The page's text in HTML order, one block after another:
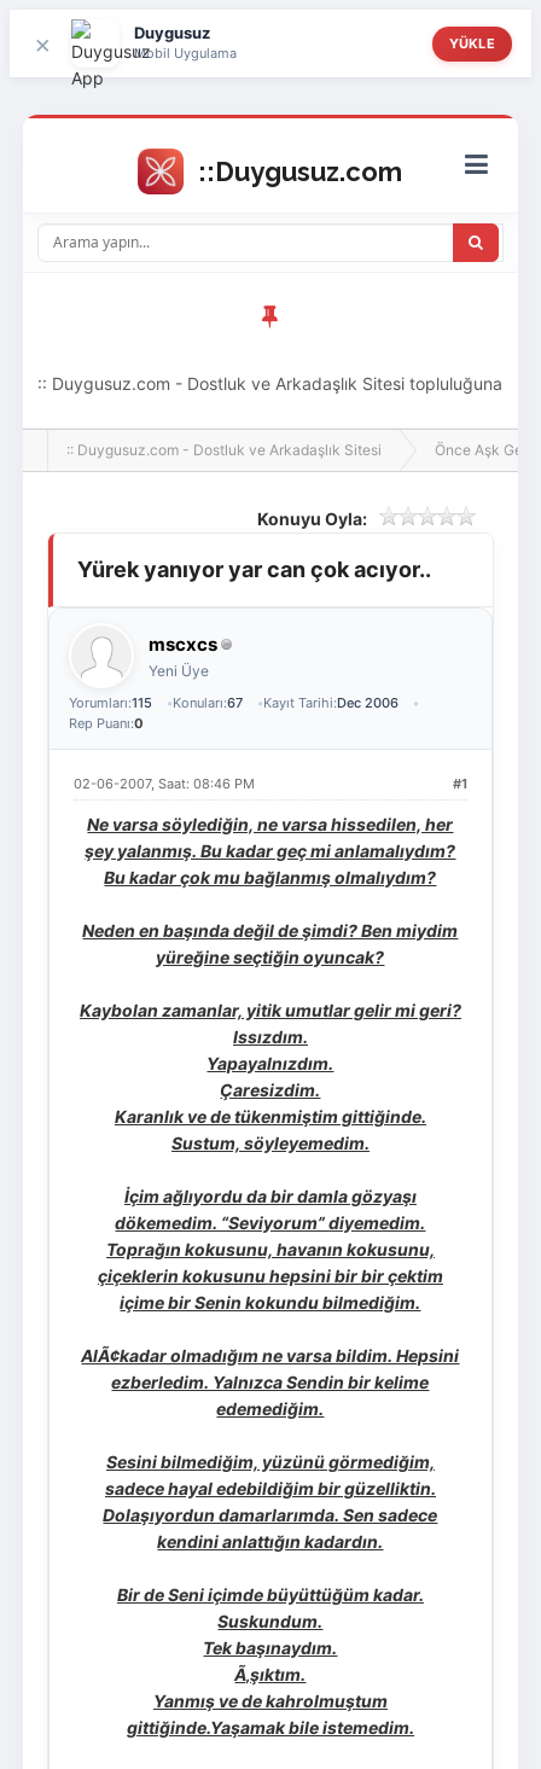
× Duygusuz
Mobil Uygulama
YÜKLE
Giriş Yap Üye Ol
:: Duygusuz.com - Dostluk ve Arkadaşlık Sitesi topluluğuna
hoş geldin ziyaretçi! Aramıza katılmak istersen kayıt
:: Duygusuz.com - Dostluk ve Arkadaşlık Sitesi Önce Aşk Gelir
Konuyu Oyla:
Yürek yanıyor yar can çok acıyor..
mscxcs
Yeni Üye
Yorumları:115 Konuları:67 Kayıt Tarihi:Dec 2006
Rep Puanı:0
#1
02-06-2007, Saat: 08:46 PM
Ne varsa söylediğin, ne varsa hissedilen, her
şey yalanmış. Bu kadar geç mi anlamalıydım?
Bu kadar çok mu bağlanmış olmalıydım?
Neden en başında değil de şimdi? Ben miydim
yüreğine seçtiğin oyuncak?
Kaybolan zamanlar, yitik umutlar gelir mi geri?
Issızdım.
Yapayalnızdım.
Çaresizdim.
Karanlık ve de tükenmiştim gittiğinde.
Sustum, söyleyemedim.
İçim ağlıyordu da bir damla gözyaşı
dökemedim. “Seviyorum” diyemedim.
Toprağın kokusunu, havanın kokusunu,
çiçeklerin kokusunu hepsini bir bir çektim
içime bir Senin kokundu bilmediğim.
AlÃ¢kadar olmadığım ne varsa bildim. Hepsini
ezberledim. Yalnızca Sendin bir kelime
edemediğim.
Sesini bilmediğim, yüzünü görmediğim,
sadece hayal edebildiğim bir güzelliktin.
Dolaşıyordun damarlarımda. Sen sadece
kendini anlattığın kadardın.
Bir de Seni içimde büyüttüğüm kadar.
Suskundum.
Tek başınaydım.
Ã‚şıktım.
Yanmış ve de kahrolmuştum
gittiğinde.Yaşamak bile istemedim.